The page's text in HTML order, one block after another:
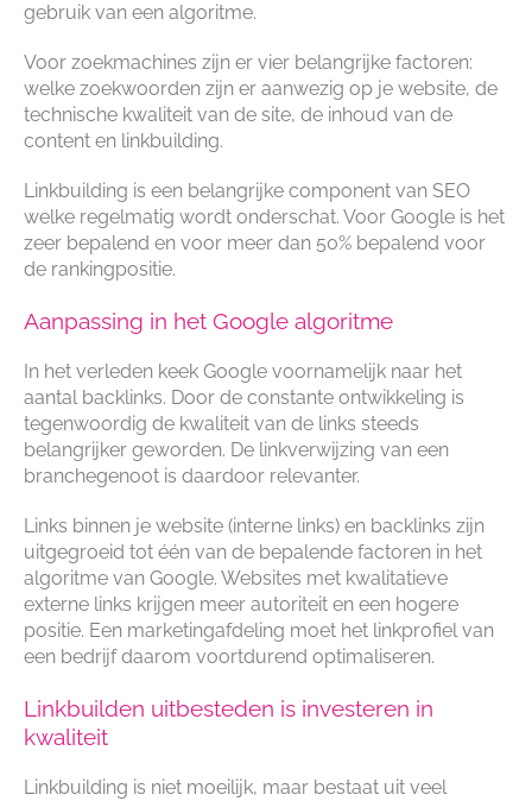
gebruik van een algoritme.
Voor zoekmachines zijn er vier belangrijke factoren:
welke zoekwoorden zijn er aanwezig op je website, de
technische kwaliteit van de site, de inhoud van de
content en linkbuilding.
Linkbuilding is een belangrijke component van SEO
welke regelmatig wordt onderschat. Voor Google is het
zeer bepalend en voor meer dan 50% bepalend voor
de rankingpositie.
Aanpassing in het Google algoritme
In het verleden keek Google voornamelijk naar het
aantal backlinks. Door de constante ontwikkeling is
tegenwoordig de kwaliteit van de links steeds
belangrijker geworden. De linkverwijzing van een
branchegenoot is daardoor relevanter.
Links binnen je website (interne links) en backlinks zijn
uitgegroeid tot één van de bepalende factoren in het
algoritme van Google. Websites met kwalitatieve
externe links krijgen meer autoriteit en een hogere
positie. Een marketingafdeling moet het linkprofiel van
een bedrijf daarom voortdurend optimaliseren.
Linkbuilden uitbesteden is investeren in
kwaliteit
Linkbuilding is niet moeilijk, maar bestaat uit veel